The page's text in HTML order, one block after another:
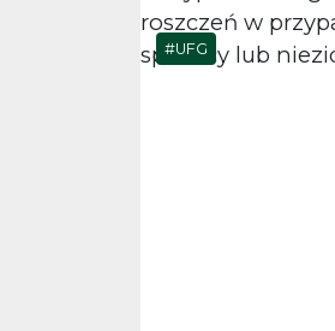
UFG